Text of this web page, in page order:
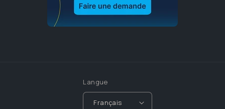
Langue
Français